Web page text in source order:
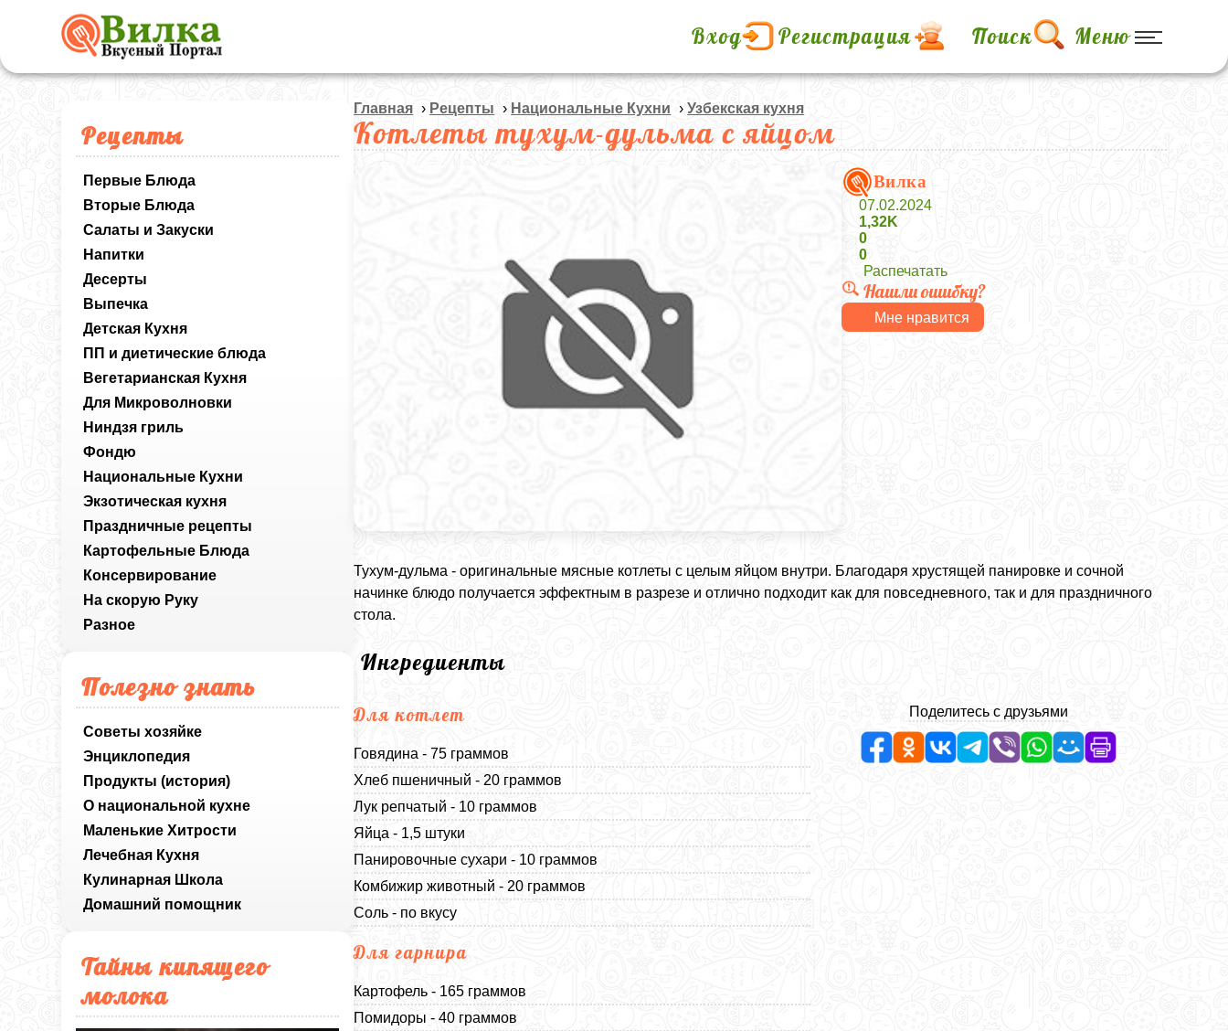
Вход Регистрация Поиск Меню
Рецепты
Первые Блюда
Вторые Блюда
Салаты и Закуски
Напитки
Десерты
Выпечка
Детская Кухня
ПП и диетические блюда
Вегетарианская Кухня
Для Микроволновки
Ниндзя гриль
Фондю
Национальные Кухни
Экзотическая кухня
Праздничные рецепты
Картофельные Блюда
Консервирование
На скорую Руку
Разное
Полезно знать
Советы хозяйке
Энциклопедия
Продукты (история)
О национальной кухне
Маленькие Хитрости
Лечебная Кухня
Кулинарная Школа
Домашний помощник
Тайны кипящего
молока
Главная › Рецепты › Национальные Кухни ›Узбекская кухня
Котлеты тухум-дульма с яйцом
Вилка
07.02.2024
1,32K
0
0
Распечатать
Нашли ошибку?
Мне нравится
Тухум-дульма - оригинальные мясные котлеты с целым яйцом внутри. Благодаря хрустящей панировке и сочной
начинке блюдо получается эффектным в разрезе и отлично подходит как для повседневного, так и для праздничного
стола.
Ингредиенты
Для котлет
Говядина - 75 граммов
Хлеб пшеничный - 20 граммов
Лук репчатый - 10 граммов
Яйца - 1,5 штуки
Панировочные сухари - 10 граммов
Комбижир животный - 20 граммов
Соль - по вкусу
Для гарнира
Картофель - 165 граммов
Помидоры - 40 граммов
Поделитесь с друзьями